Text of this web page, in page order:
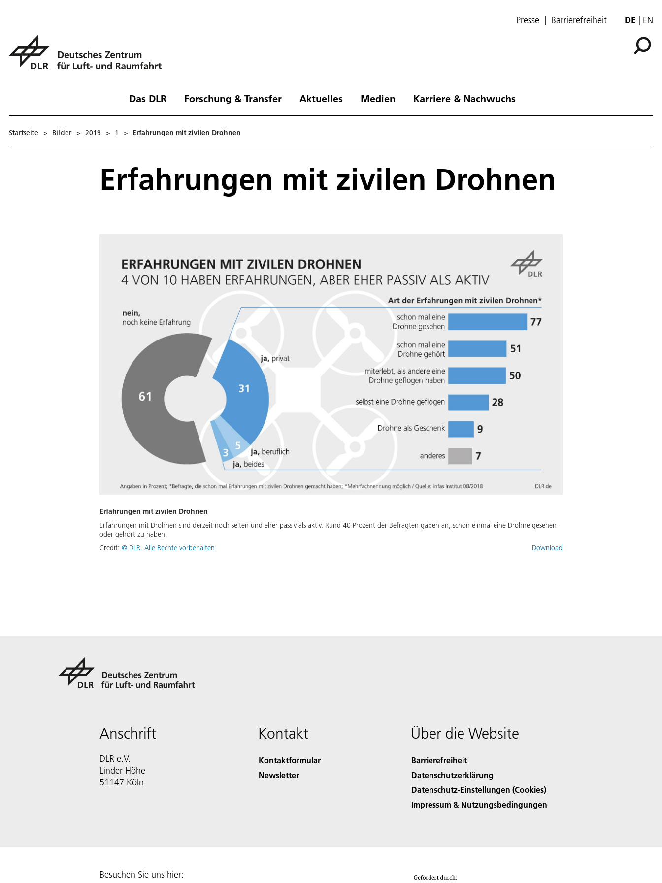
Presse Barrierefreiheit DE EN
Das DLR Forschung & Transfer Aktuelles Medien Karriere & Nachwuchs
Startseite > Bilder > 2019 > 1 > Erfahrungen mit zivilen Drohnen
Erfahrungen mit zivilen Drohnen
Erfahrungen mit zivilen Drohnen
Erfahrungen mit Drohnen sind derzeit noch selten und eher passiv als aktiv. Rund 40 Prozent der Befragten gaben an, schon einmal eine Drohne gesehen
oder gehört zu haben.
Credit: © DLR. Alle Rechte vorbehalten Download
Anschrift
DLR e.V.
Linder Höhe
51147 Köln
Kontakt
Kontaktformular
Newsletter
Über die Website
Barrierefreiheit
Datenschutzerklärung
Datenschutz-Einstellungen (Cookies)
Impressum & Nutzungsbedingungen
Besuchen Sie uns hier: